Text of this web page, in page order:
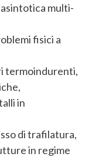
multi-
fisici a
termoindurenti,
in
di trafilatura,
in regime